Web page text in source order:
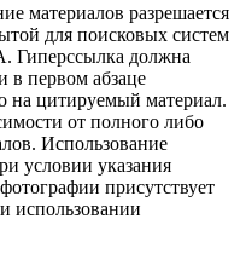
материалов разрешается
для поисковых систем
Гиперссылка должна
в первом абзаце
на цитируемый материал.
от полного либо
Использование
условии указания
присутствует
использовании